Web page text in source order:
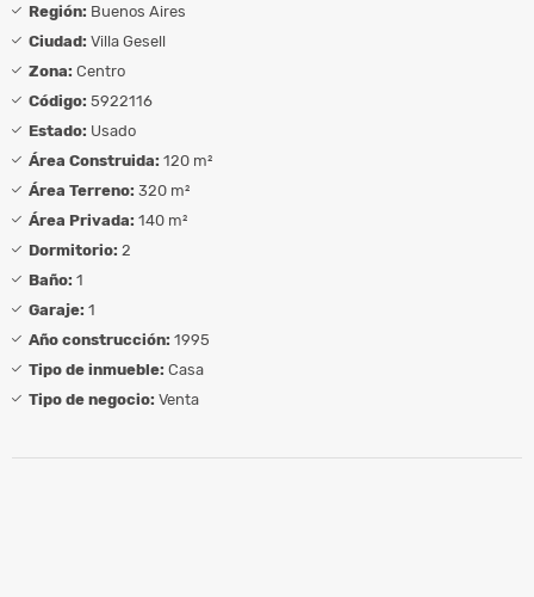
Región: Buenos Aires
Ciudad: Villa Gesell
Zona: Centro
Código: 5922116
Estado: Usado
Área Construida: 120 m²
Área Terreno: 320 m²
Área Privada: 140 m²
Dormitorio: 2
Baño: 1
Garaje: 1
Año construcción: 1995
Tipo de inmueble: Casa
Tipo de negocio: Venta